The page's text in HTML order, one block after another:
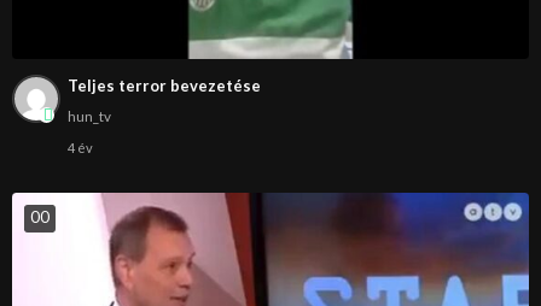
Teljes terror bevezetése
hun_tv
4 év
00